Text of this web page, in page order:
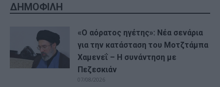
ΔΗΜΟΦΙΛΗ
«Ο αόρατος ηγέτης»: Νέα σενάρια
για την κατάσταση του Μοτζτάμπα
Χαμενεΐ – Η συνάντηση με
Πεζεσκιάν
07/08/2026